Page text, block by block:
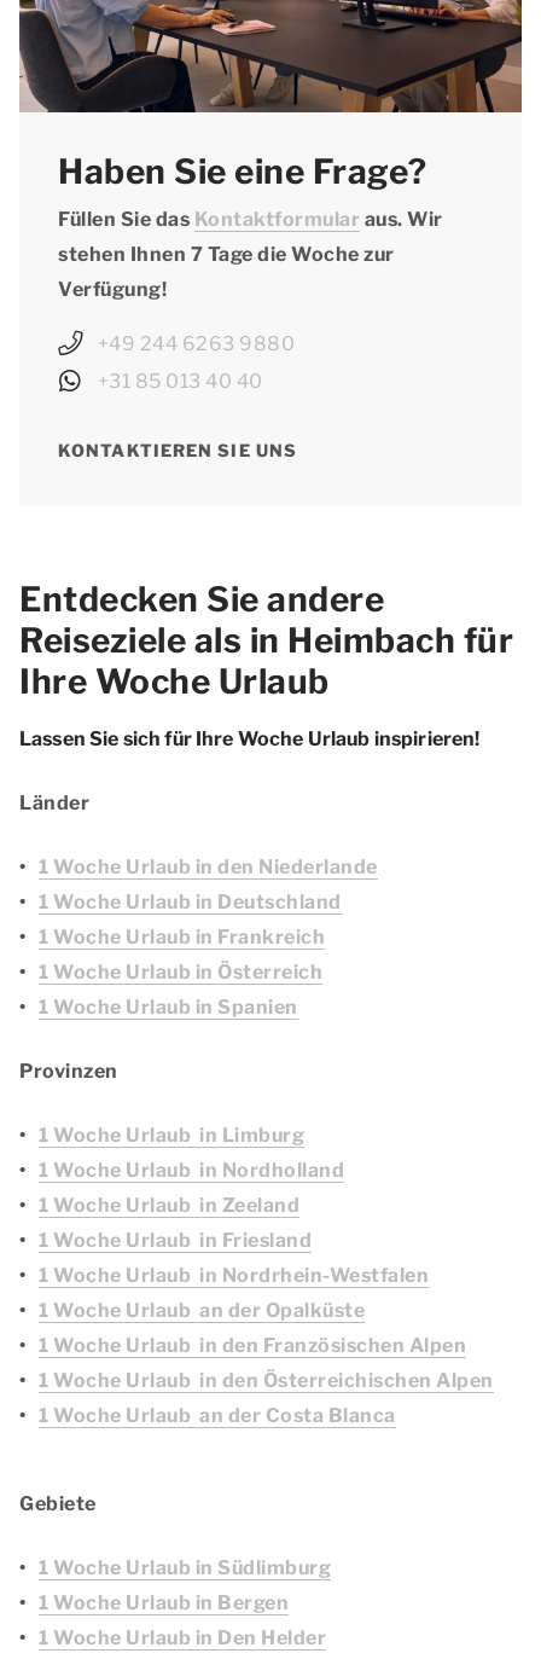
Haben Sie eine Frage?
Füllen Sie das Kontaktformular aus. Wir
stehen Ihnen 7 Tage die Woche zur
Verfügung!
+49 244 6263 9880
+31 85 013 40 40
KONTAKTIEREN SIE UNS
Entdecken Sie andere
Reiseziele als in Heimbach für
Ihre Woche Urlaub
Lassen Sie sich für Ihre Woche Urlaub inspirieren!
Länder
1 Woche Urlaub in den Niederlande
1 Woche Urlaub in Deutschland
1 Woche Urlaub in Frankreich
1 Woche Urlaub in Österreich
1 Woche Urlaub in Spanien
Provinzen
1 Woche Urlaub in Limburg
1 Woche Urlaub in Nordholland
1 Woche Urlaub in Zeeland
1 Woche Urlaub in Friesland
1 Woche Urlaub in Nordrhein-Westfalen
1 Woche Urlaub an der Opalküste
1 Woche Urlaub in den Französischen Alpen
1 Woche Urlaub in den Österreichischen Alpen
1 Woche Urlaub an der Costa Blanca
Gebiete
1 Woche Urlaub in Südlimburg
1 Woche Urlaub in Bergen
1 Woche Urlaub in Den Helder